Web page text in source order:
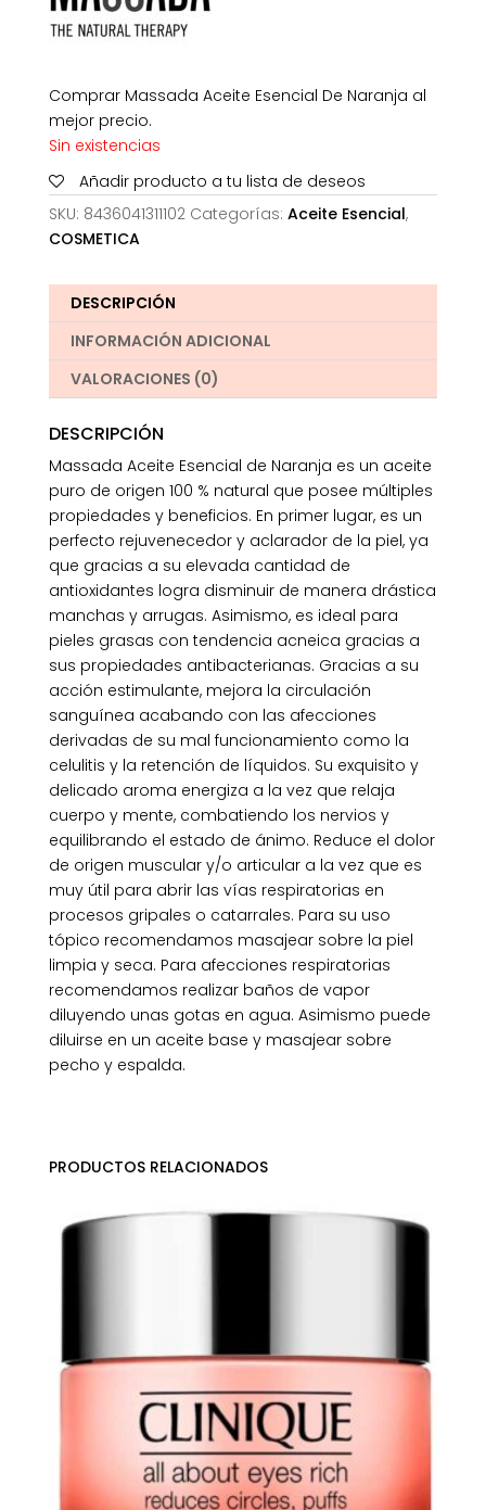
Comprar Massada Aceite Esencial De Naranja al
mejor precio.
Sin existencias
Añadir producto a tu lista de deseos
SKU: 8436041311102 Categorías: Aceite Esencial,
COSMETICA
DESCRIPCIÓN
INFORMACIÓN ADICIONAL
VALORACIONES (0)
DESCRIPCIÓN
Massada Aceite Esencial de Naranja es un aceite
puro de origen 100 % natural que posee múltiples
propiedades y beneficios. En primer lugar, es un
perfecto rejuvenecedor y aclarador de la piel, ya
que gracias a su elevada cantidad de
antioxidantes logra disminuir de manera drástica
manchas y arrugas. Asimismo, es ideal para
pieles grasas con tendencia acneica gracias a
sus propiedades antibacterianas. Gracias a su
acción estimulante, mejora la circulación
sanguínea acabando con las afecciones
derivadas de su mal funcionamiento como la
celulitis y la retención de líquidos. Su exquisito y
delicado aroma energiza a la vez que relaja
cuerpo y mente, combatiendo los nervios y
equilibrando el estado de ánimo. Reduce el dolor
de origen muscular y/o articular a la vez que es
muy útil para abrir las vías respiratorias en
procesos gripales o catarrales. Para su uso
tópico recomendamos masajear sobre la piel
limpia y seca. Para afecciones respiratorias
recomendamos realizar baños de vapor
diluyendo unas gotas en agua. Asimismo puede
diluirse en un aceite base y masajear sobre
pecho y espalda.
PRODUCTOS RELACIONADOS